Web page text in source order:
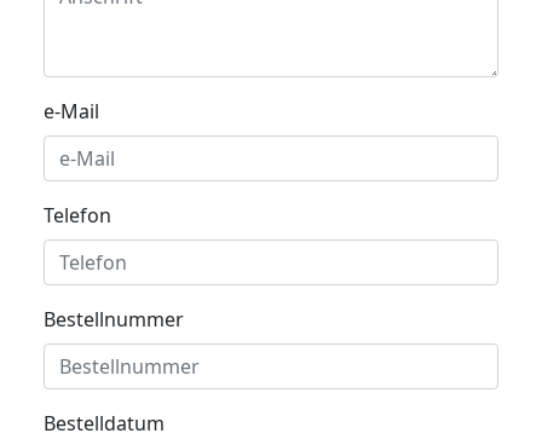
e-Mail
Telefon
Bestellnummer
Bestelldatum